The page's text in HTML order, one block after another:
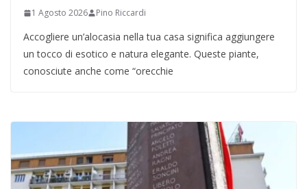
1 Agosto 2026 Pino Riccardi
Accogliere un’alocasia nella tua casa significa aggiungere
un tocco di esotico e natura elegante. Queste piante,
conosciute anche come “orecchie